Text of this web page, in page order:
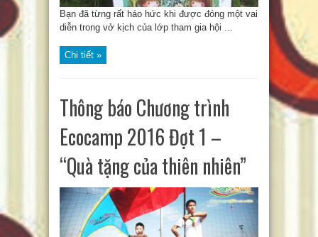
Bạn đã từng rất háo hức khi được đóng một vai
diễn trong vở kịch của lớp tham gia hội ...
Chi tiết »
Thông báo Chương trình
Ecocamp 2016 Đợt 1 –
“Quà tặng của thiên nhiên”